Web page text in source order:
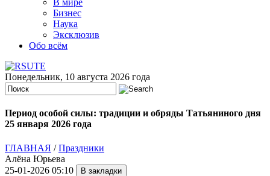
В мире
Бизнес
Наука
Эксклюзив
Обо всём
Понедельник, 10 августа 2026 года
Период особой силы: традиции и обряды Татьяниного дня
25 января 2026 года
ГЛАВНАЯ /Праздники
Алёна Юрьева
25-01-2026 05:10